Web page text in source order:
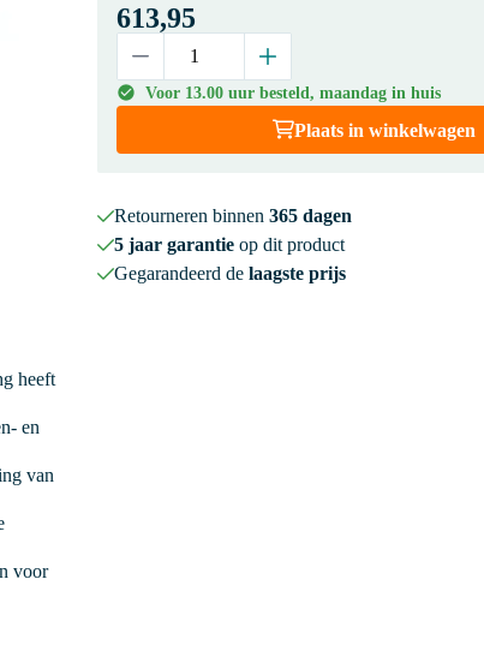
613,95
Voor 13.00 uur besteld, maandag in huis
Plaats in winkelwagen
Retourneren binnen 365 dagen
5 jaar garantieop dit product
Gegarandeerd de laagste prijs
heeft
en
van
voor